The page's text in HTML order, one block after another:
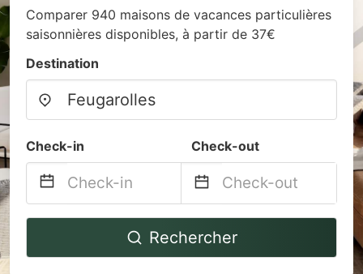
Comparer 940 maisons de vacances particulières
saisonnières disponibles, à partir de 37€
Destination
Check-in Check-out
Navigate
to
Navigate
backward
to
Rechercher